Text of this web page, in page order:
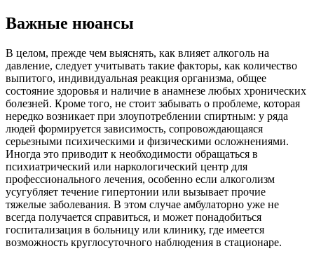
Важные нюансы
В целом, прежде чем выяснять, как влияет алкоголь на
давление, следует учитывать такие факторы, как количество
выпитого, индивидуальная реакция организма, общее
состояние здоровья и наличие в анамнезе любых хронических
болезней. Кроме того, не стоит забывать о проблеме, которая
нередко возникает при злоупотреблении спиртным: у ряда
людей формируется зависимость, сопровождающаяся
серьезными психическими и физическими осложнениями.
Иногда это приводит к необходимости обращаться в
психиатрический или наркологический центр для
профессионального лечения, особенно если алкоголизм
усугубляет течение гипертонии или вызывает прочие
тяжелые заболевания. В этом случае амбулаторно уже не
всегда получается справиться, и может понадобиться
госпитализация в больницу или клинику, где имеется
возможность круглосуточного наблюдения в стационаре.